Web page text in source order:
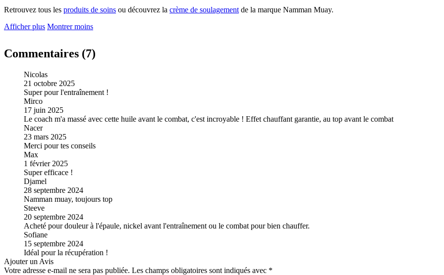
Retrouvez tous les produits de soins ou découvrez la crème de soulagement de la marque Namman Muay.
Afficher plus Montrer moins
Commentaires (7)
Nicolas
21 octobre 2025
Super pour l'entraînement !
Mirco
17 juin 2025
Le coach m'a massé avec cette huile avant le combat, c'est incroyable ! Effet chauffant garantie, au top avant le combat
Nacer
23 mars 2025
Merci pour tes conseils
Max
1 février 2025
Super efficace !
Djamel
28 septembre 2024
Namman muay, toujours top
Steeve
20 septembre 2024
Acheté pour douleur à l'épaule, nickel avant l'entraînement ou le combat pour bien chauffer.
Sofiane
15 septembre 2024
Idéal pour la récupération !
Ajouter un Avis
Votre adresse e-mail ne sera pas publiée. Les champs obligatoires sont indiqués avec *